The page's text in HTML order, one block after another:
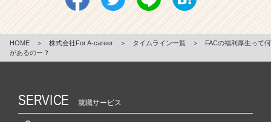
HOME ＞ 株式会社For A-career ＞ タイムライン一覧 ＞
FACの福利厚生って何
があるのー？
SERVICE 就職サービス